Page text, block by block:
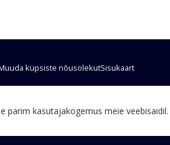
küpsiste nõusolekutSisukaart
kasutati teadustaristut
parim kasutajakogemus meie veebisaidil.